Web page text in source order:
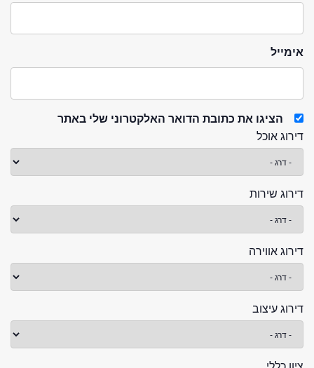
אימייל
הציגו את כתובת הדואר האלקטרוני שלי באתר
דירוג אוכל
דירוג שירות
דירוג אווירה
דירוג עיצוב